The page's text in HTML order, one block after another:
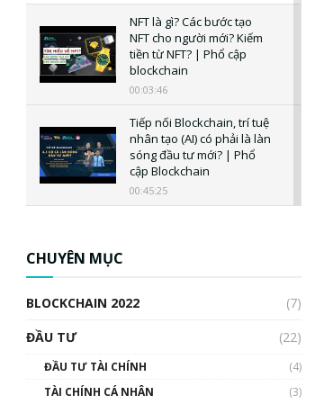
NFT là gì? Các bước tạo
NFT cho người mới? Kiếm
tiền từ NFT? | Phổ cập
blockchain
00:03:46
Tiếp nối Blockchain, trí tuệ
nhân tạo (AI) có phải là làn
sóng đầu tư mới? | Phổ
cập Blockchain
00:45:25
uptrend trong năm 2023? |
Phổ cập Blockchain
00:02:14
CHUYÊN MỤC
BLOCKCHAIN 2022
(7)
ĐẦU TƯ
(22)
ĐẦU TƯ TÀI CHÍNH
(4)
TÀI CHÍNH CÁ NHÂN
(3)